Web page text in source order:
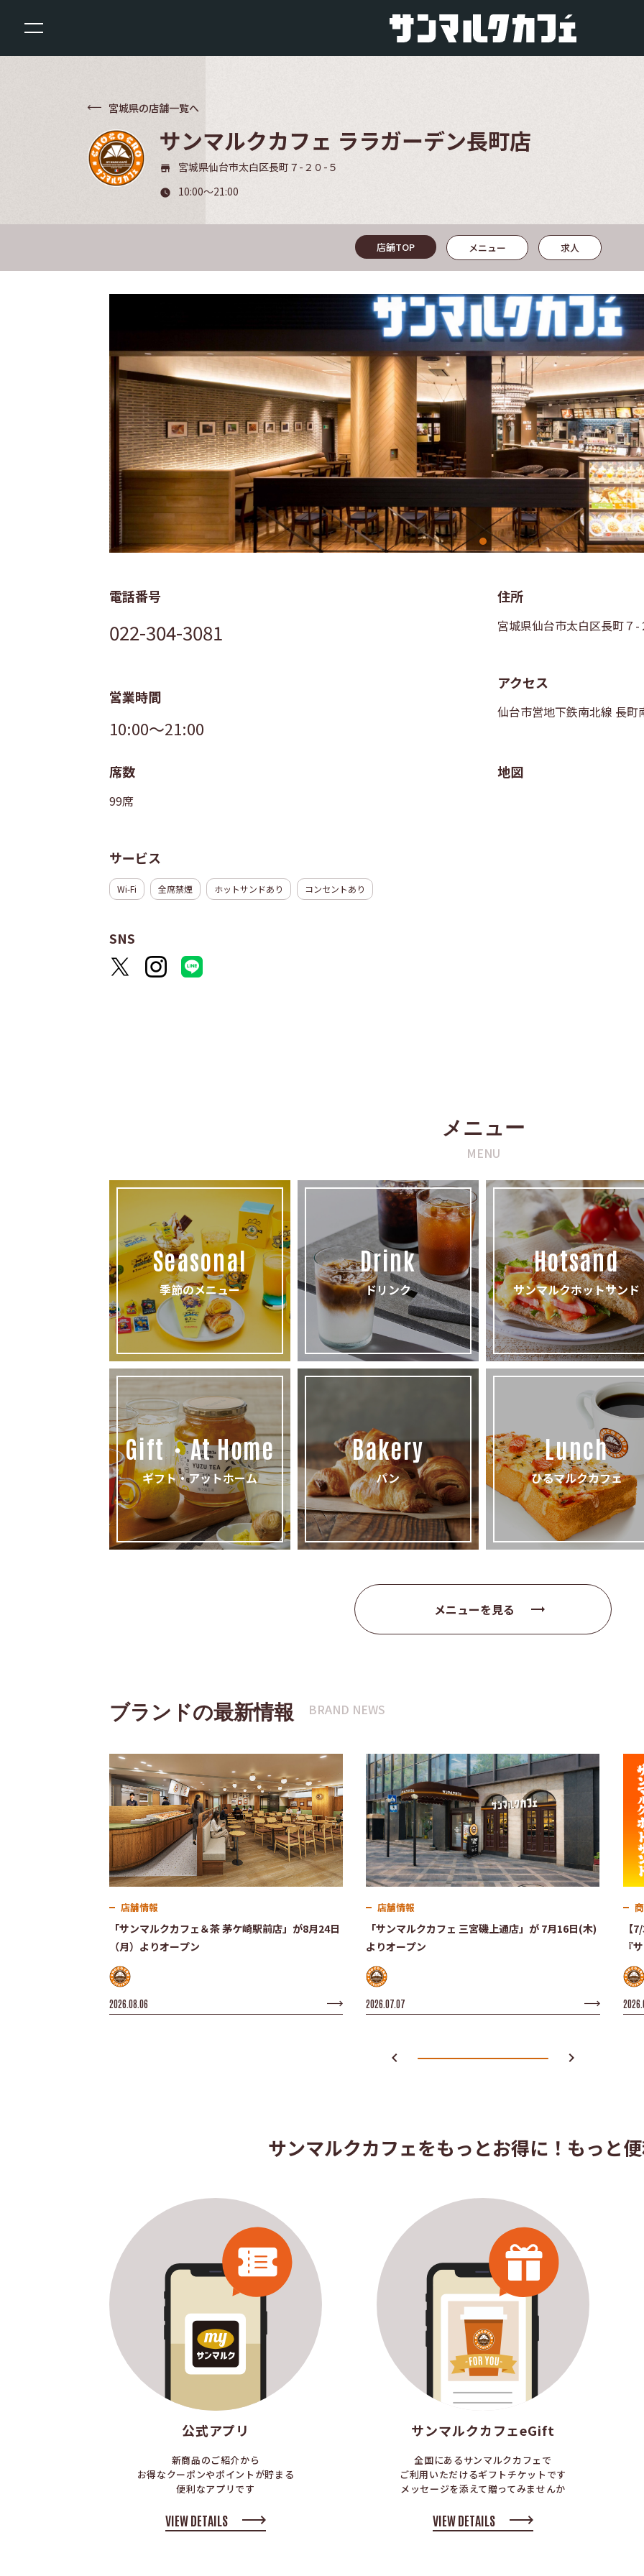
宮城県の店舗一覧へ
サンマルクカフェ ララガーデン長町店
store_mall_directory 宮城県仙台市太白区長町７-２０-５
watch_later 10:00～21:00
店舗TOP メニュー 求人
電話番号
022-304-3081
営業時間
10:00～21:00
席数
99席
サービス
Wi-Fi 全席禁煙 ホットサンドあり コンセントあり
SNS
住所
宮城県仙台市太白区長町７-
アクセス
仙台市営地下鉄南北線 長町
地図
メニュー
MENU
Seasonal
季節のメニュー
Drink
ドリンク
Hotsand
サンマルクホットサンド
Gift・At Home
ギフト・アットホーム
Bakery
パン
Lunch
ひるマルクカフェ
メニューを見る trending_flat
ブランドの最新情報 BRAND NEWS
店舗情報
「サンマルクカフェ＆茶 茅ケ崎駅前店」が8月24日
（月）よりオープン
2026.08.06
店舗情報
「サンマルクカフェ 三宮磯上通店」が 7月16日(木)
よりオープン
2026.07.07
【
『
っ
navigate_before navigate_next
サンマルクカフェをもっとお得に！もっと
公式アプリ
新商品のご紹介から
お得なクーポンやポイントが貯まる
便利なアプリです
VIEW DETAILS
サンマルクカフェeGift
全国にあるサンマルクカフェで
ご利用いただけるギフトチケットです
メッセージを添えて贈ってみませんか
VIEW DETAILS